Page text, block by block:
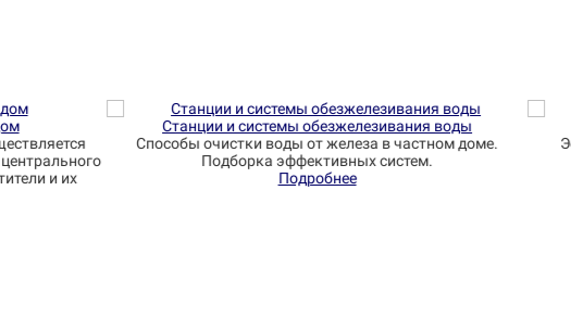
воды
доме.
Фильтры для воды от железа и жесткости
Эффективные системы очистки воды от железа и
жесткости
Подробнее